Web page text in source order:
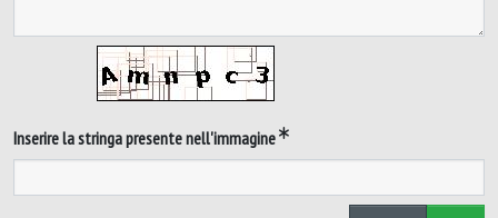
Inserire la stringa presente nell'immagine